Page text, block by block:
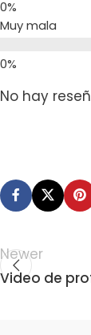
Muy mala
No hay
Newer
Video de